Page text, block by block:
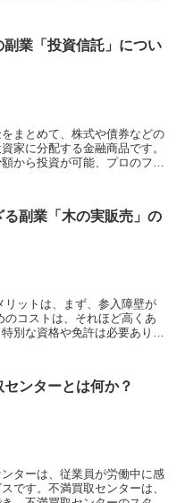
普及が大きく貢献していま
とで、モノやサービスを共
また、シェアビジネスは環境
ビジネスを活用することで、
環境負荷を低減することがで
副業「投資信託」につい
をまとめて、株式や債券などの
家に分配する金融商品です。
から投資が可能、プロのファ
合わせて選ぶことができま
発行し、証券会社などで販売
できます。
る副業「木の実販売」の
リットは、まず、参入障壁が
のコストは、それほど高くあ
別な資格や免許は必要ありま
です。そのため、木の実販売
実販売のメリットの3つ目は、
に良い成分が多く含まれて
ともに、木の実の需要は高ま
センターとは何か？
ターは、従業員が労働中に感
です。不満買取センターは、